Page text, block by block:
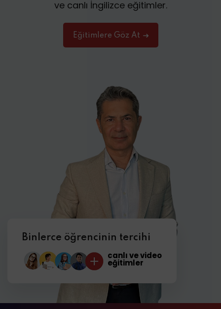
ve canlı İngilizce eğitimler.
Eğitimlere Göz At
Binlerce öğrencinin tercihi
canlı ve video
eğitimler